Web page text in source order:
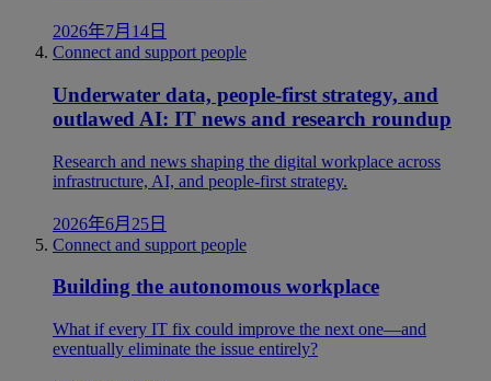
2026年7月14日
Connect and support people
Underwater data, people-first strategy, and
outlawed AI: IT news and research roundup
Research and news shaping the digital workplace across
infrastructure, AI, and people-first strategy.
2026年6月25日
Connect and support people
Building the autonomous workplace
What if every IT fix could improve the next one—and
eventually eliminate the issue entirely?